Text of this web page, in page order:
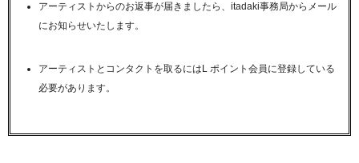
アーティストからのお返事が届きましたら、itadaki事務局からメール
にお知らせいたします。
アーティストとコンタクトを取るにはL ポイント会員に登録している
必要があります。